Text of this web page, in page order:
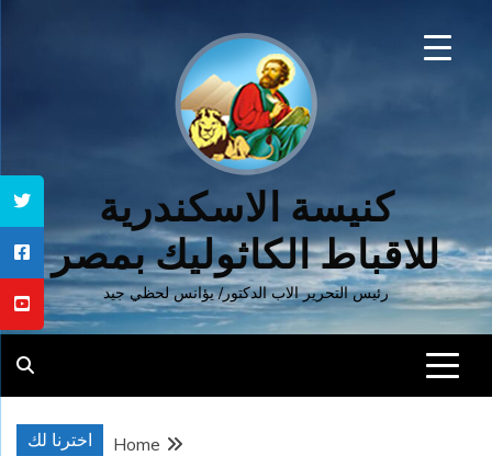
كنيسة الاسكندرية
للاقباط الكاثوليك بمصر
رئيس التحرير الاب الدكتور/ يؤانس لحظي جيد
اخترنا لك
Home